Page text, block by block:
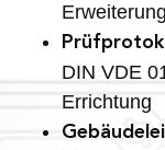
DIN VDE
Errichtung